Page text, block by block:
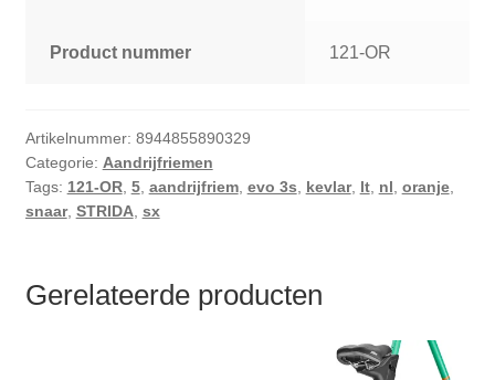
Product nummer 121-OR
Artikelnummer: 8944855890329
Categorie: Aandrijfriemen
Tags: 121-OR, 5, aandrijfriem, evo 3s kevlar, lt, nl oranje,
snaar, STRIDA, sx
Gerelateerde producten